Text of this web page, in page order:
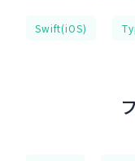
Swift(iOS)